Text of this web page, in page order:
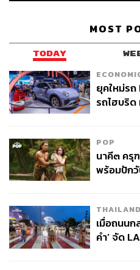
MOST
TODAY
ยุคใหม่รถ
รถไฮบริ
POP
นาคี๓ ครุ
พร้อมปัก
THAILAND
เมื่อถนนก
คำ’ จัด